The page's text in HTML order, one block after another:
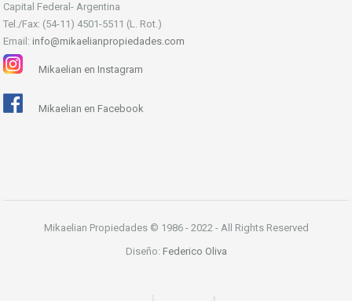
Capital Federal- Argentina
Tel./Fax: (54-11) 4501-5511 (L. Rot.)
Email: info@mikaelianpropiedades.com
Mikaelian en Instagram
Mikaelian en Facebook
Mikaelian Propiedades © 1986 - 2022 - All Rights Reserved
Diseño: Federico Oliva